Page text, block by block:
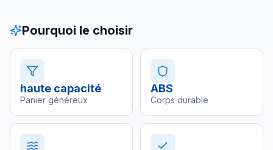
Pourquoi le choisir
haute capacité
Panier généreux
ABS
Corps durable